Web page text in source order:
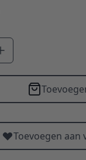
Toevoegen aan